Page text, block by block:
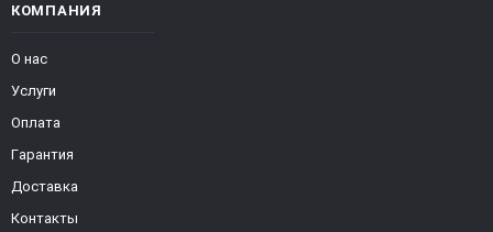
КОМПАНИЯ
О нас
Услуги
Оплата
Гарантия
Доставка
Контакты